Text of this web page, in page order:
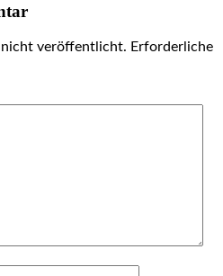
nicht veröffentlicht. Erforderliche